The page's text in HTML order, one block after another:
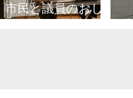
市民と議員のおし
ゃべり会